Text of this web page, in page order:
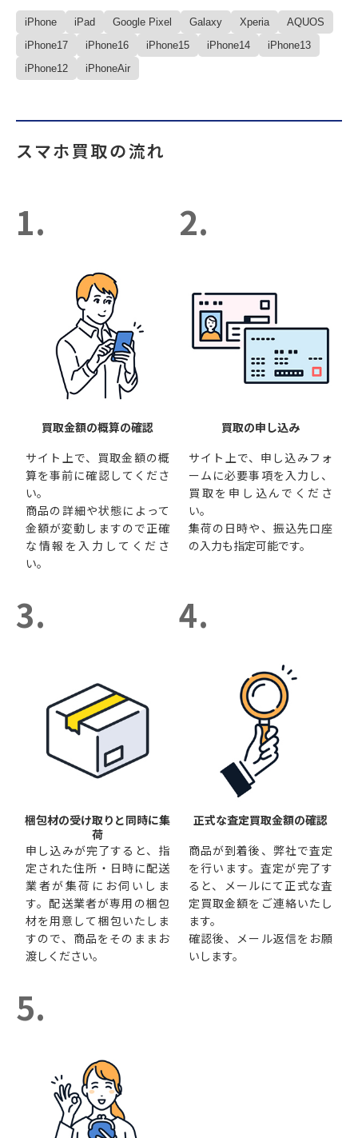
iPhone iPad Google Pixel Galaxy Xperia
AQUOS
iPhone17
iPhone16 iPhone15 iPhone14
iPhone13
iPhone12
iPhoneAir
スマホ買取の流れ
1.
買取金額の概算の確認
サイト上で、買取金額の概
算を事前に確認してくださ
い。
商品の詳細や状態によって
金額が変動しますので正確
な情報を入力してくださ
い。
2.
買取の申し込み
サイト上で、申し込みフォ
ームに必要事項を入力し、
買取を申し込んでくださ
い。
集荷の日時や、振込先口座
の入力も指定可能です。
3.
梱包材の受け取りと同時に集
荷
申し込みが完了すると、指
定された住所・日時に配送
業者が集荷にお伺いしま
す。配送業者が専用の梱包
材を用意して梱包いたしま
すので、商品をそのままお
渡しください。
4.
正式な査定買取金額の確認
商品が到着後、弊社で査定
を行います。査定が完了す
ると、メールにて正式な査
定買取金額をご連絡いたし
ます。
確認後、メール返信をお願
いします。
5.